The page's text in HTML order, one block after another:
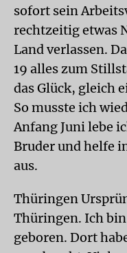
sofort sein
rechtzeitig etwas
Land verlassen.
19 alles zum
das Glück, gleich
So musste ich
Anfang Juni lebe
Bruder und helfe
aus.
Thüringen
Thüringen. Ich
geboren. Dort